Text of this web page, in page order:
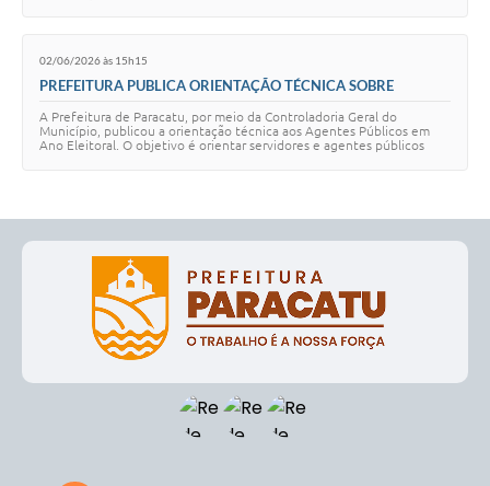
02/06/2026 às 15h15
PREFEITURA PUBLICA ORIENTAÇÃO TÉCNICA SOBRE
A Prefeitura de Paracatu, por meio da Controladoria Geral do
Município, publicou a orientação técnica aos Agentes Públicos em
Ano Eleitoral. O objetivo é orientar servidores e agentes públicos